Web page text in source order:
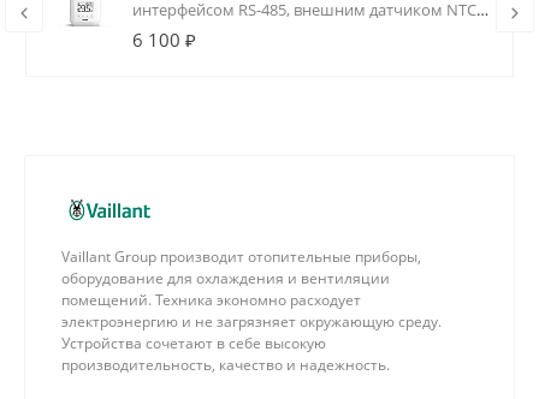
интерфейсом RS-485, внешним датчиком NTC
и реле (0.5А)
6 100 ₽
Vaillant Group производит отопительные приборы,
оборудование для охлаждения и вентиляции
помещений. Техника экономно расходует
электроэнергию и не загрязняет окружающую среду.
Устройства сочетают в себе высокую
производительность, качество и надежность.